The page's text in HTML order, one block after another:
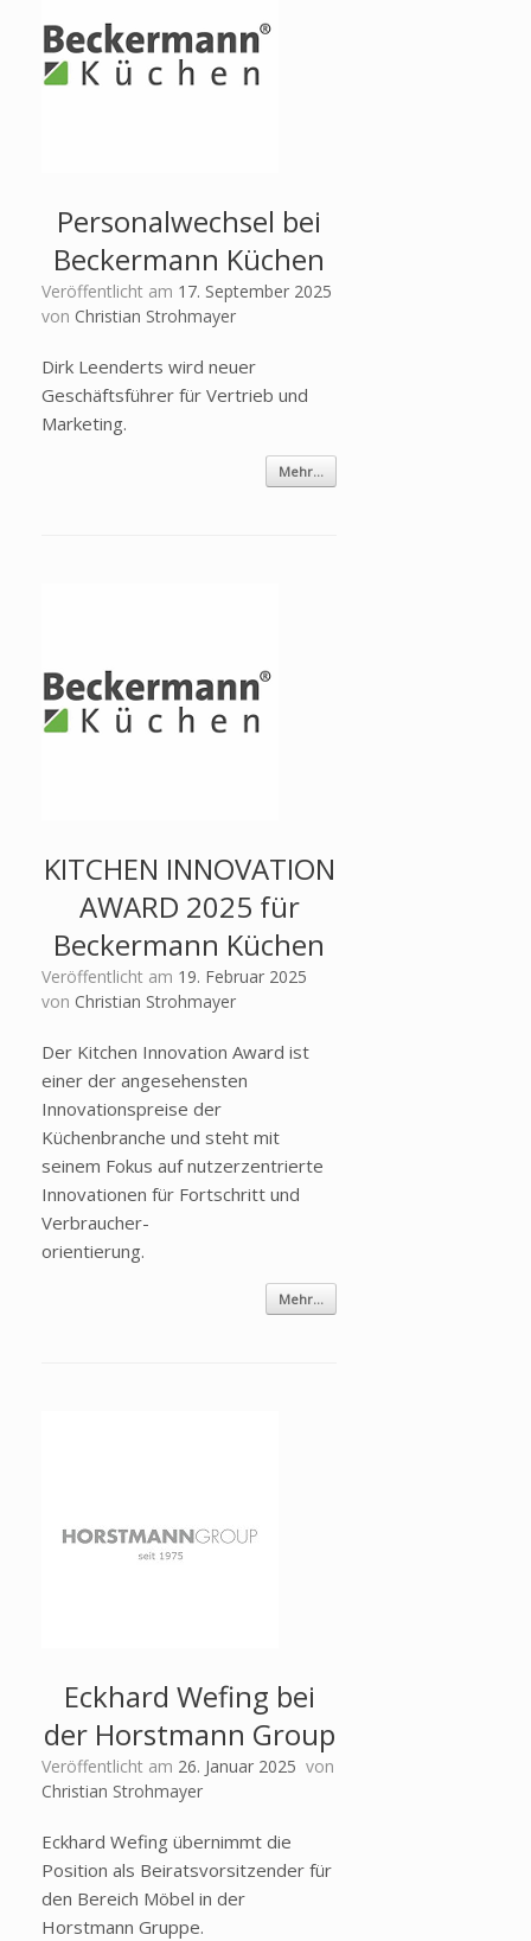
Personalwechsel bei
Beckermann Küchen
Veröffentlicht am 17. September 2025
von Christian Strohmayer
Dirk Leenderts wird neuer
Geschäftsführer für Vertrieb und
Marketing.
Mehr...
KITCHEN INNOVATION
AWARD 2025 für
Beckermann Küchen
Veröffentlicht am 19. Februar 2025
von Christian Strohmayer
Der Kitchen Innovation Award ist
einer der angesehensten
Innovationspreise der
Küchenbranche und steht mit
seinem Fokus auf nutzerzentrierte
Innovationen für Fortschritt und
Verbraucher-
orientierung.
Mehr...
Eckhard Wefing bei
der Horstmann Group
Veröffentlicht am 26. Januar 2025 von
Christian Strohmayer
Eckhard Wefing übernimmt die
Position als Beiratsvorsitzender für
den Bereich Möbel in der
Horstmann Gruppe.